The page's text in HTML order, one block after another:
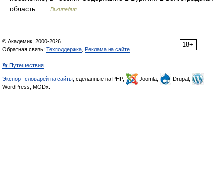
область …
Википедия
18+
© Академик, 2000-2026
Обратная связь: Техподдержка Реклама на сайте
👣 Путешествия
Экспорт словарей на сайты , сделанные на PHP, Joomla,
Drupal,
WordPress, MODx.